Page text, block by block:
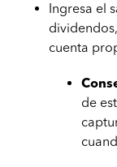
Ingresa el
cuenta
de